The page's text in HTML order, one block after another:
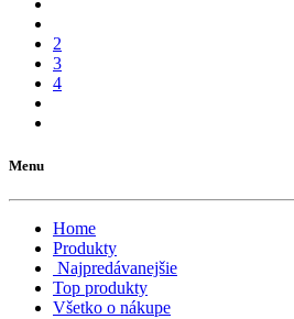
2
3
4
Menu
Home
Produkty
Najpredávanejšie
Top produkty
Všetko o nákupe